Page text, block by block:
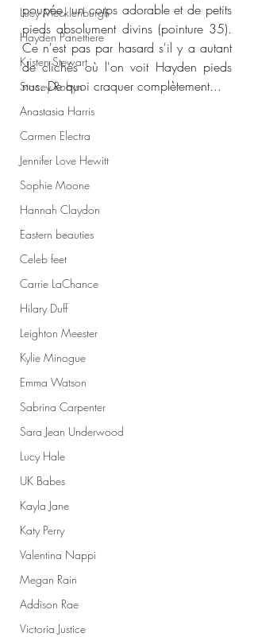
Lucy Mecklenburgh
Hayden Panettiere
Kristen Stewart
Stacey Robyn
Anastasia Harris
Carmen Electra
Jennifer Love Hewitt
Sophie Moone
Hannah Claydon
Eastern beauties
Celeb feet
Carrie LaChance
Hilary Duff
Leighton Meester
Kylie Minogue
Emma Watson
Sabrina Carpenter
Sara Jean Underwood
Lucy Hale
UK Babes
Kayla Jane
Katy Perry
Valentina Nappi
Megan Rain
Addison Rae
Victoria Justice
poupée, un corps adorable et de petits
pieds absolument divins (pointure 35).
Ce n'est pas par hasard s'il y a autant
de clichés où l'on voit Hayden pieds
nus. De quoi craquer complètement...